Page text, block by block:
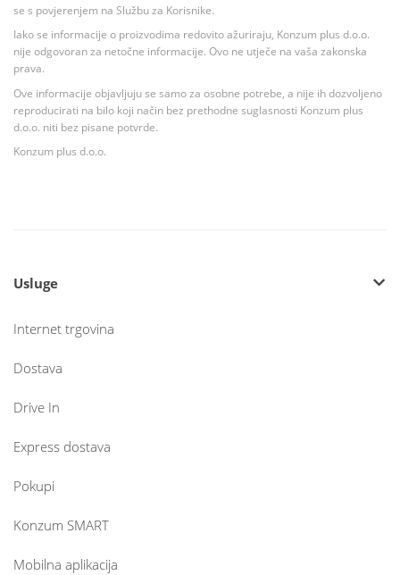
se s povjerenjem na Službu za Korisnike.
Iako se informacije o proizvodima redovito ažuriraju, Konzum plus d.o.o.
nije odgovoran za netočne informacije. Ovo ne utječe na vaša zakonska
prava.
Ove informacije objavljuju se samo za osobne potrebe, a nije ih dozvoljeno
reproducirati na bilo koji način bez prethodne suglasnosti Konzum plus
d.o.o. niti bez pisane potvrde.
Konzum plus d.o.o.
Usluge
Internet trgovina
Dostava
Drive In
Express dostava
Pokupi
Konzum SMART
Mobilna aplikacija